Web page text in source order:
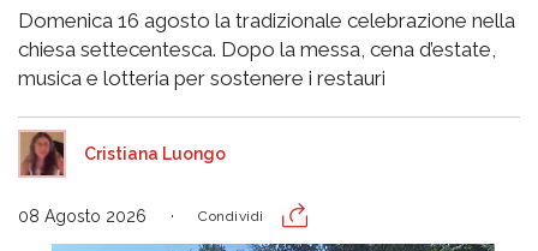
Domenica 16 agosto la tradizionale celebrazione nella
chiesa settecentesca. Dopo la messa, cena d’estate,
musica e lotteria per sostenere i restauri
Cristiana Luongo
08 Agosto 2026 Condividi